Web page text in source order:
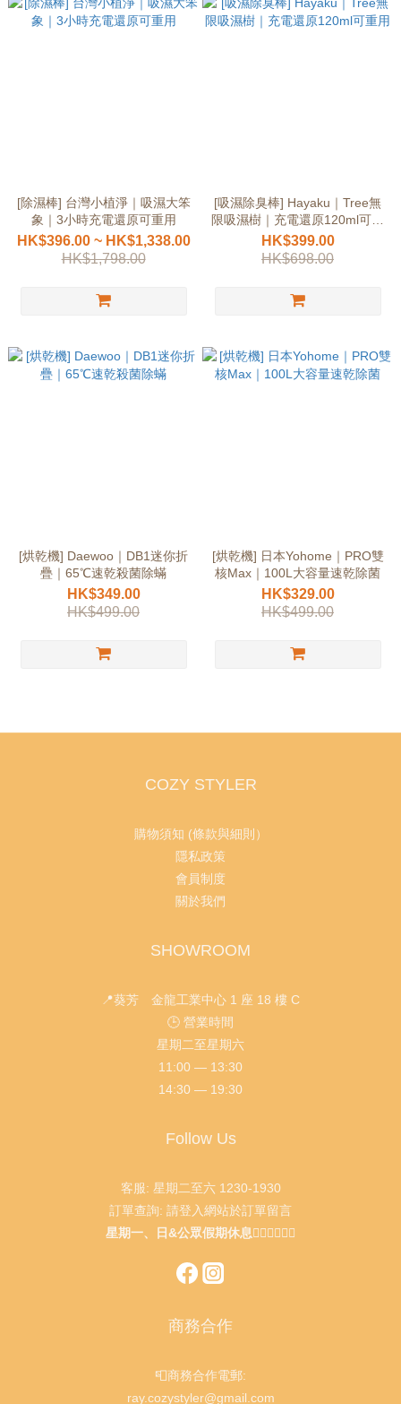
[除濕棒] 台灣小植淨｜吸濕大笨
象｜3小時充電還原可重用
HK$396.00 ~ HK$1,338.00
HK$1,798.00
[吸濕除臭棒] Hayaku｜Tree無
限吸濕樹｜充電還原120ml可重
用
HK$399.00
HK$698.00
[烘乾機] Daewoo｜DB1迷你折
疊｜65℃速乾殺菌除蟎
HK$349.00
HK$499.00
[烘乾機] 日本Yohome｜PRO雙
核Max｜100L大容量速乾除菌
HK$329.00
HK$499.00
COZY STYLER
購物須知 (條款與細則）
隱私政策
會員制度
關於我們
SHOWROOM
📍葵芳 金龍工業中心 1 座 18 樓 C
🕒 營業時間
星期二至星期六
11:00 — 13:30
14:30 — 19:30
Follow Us
客服: 星期二至六 1230-1930
訂單查詢: 請登入網站於訂單留言
星期一、日&公眾假期休息🙇🏻‍♂️🙇🏻‍♀️
商務合作
📮商務合作電郵:
ray.cozystyler@gmail.com